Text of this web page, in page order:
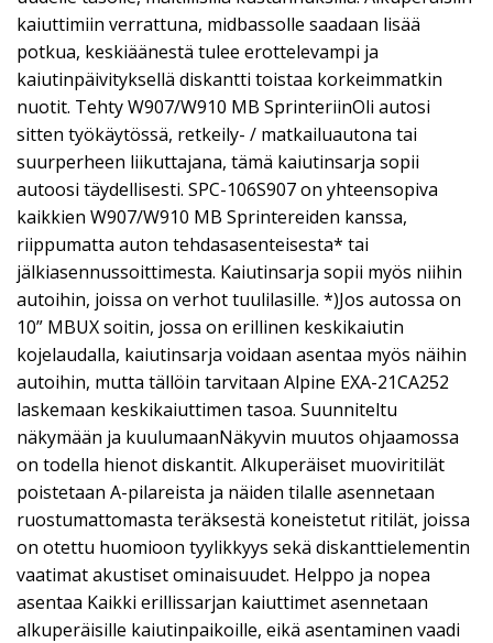
kaiuttimiin verrattuna, midbassolle saadaan lisää
potkua, keskiäänestä tulee erottelevampi ja
kaiutinpäivityksellä diskantti toistaa korkeimmatkin
nuotit. Tehty W907/W910 MB SprinteriinOli autosi
sitten työkäytössä, retkeily- / matkailuautona tai
suurperheen liikuttajana, tämä kaiutinsarja sopii
autoosi täydellisesti. SPC-106S907 on yhteensopiva
kaikkien W907/W910 MB Sprintereiden kanssa,
riippumatta auton tehdasasenteisesta* tai
jälkiasennussoittimesta. Kaiutinsarja sopii myös niihin
autoihin, joissa on verhot tuulilasille. *)Jos autossa on
10” MBUX soitin, jossa on erillinen keskikaiutin
kojelaudalla, kaiutinsarja voidaan asentaa myös näihin
autoihin, mutta tällöin tarvitaan Alpine EXA-21CA252
laskemaan keskikaiuttimen tasoa. Suunniteltu
näkymään ja kuulumaanNäkyvin muutos ohjaamossa
on todella hienot diskantit. Alkuperäiset muoviritilät
poistetaan A-pilareista ja näiden tilalle asennetaan
ruostumattomasta teräksestä koneistetut ritilät, joissa
on otettu huomioon tyylikkyys sekä diskanttielementin
vaatimat akustiset ominaisuudet. Helppo ja nopea
asentaa Kaikki erillissarjan kaiuttimet asennetaan
alkuperäisille kaiutinpaikoille, eikä asentaminen vaadi